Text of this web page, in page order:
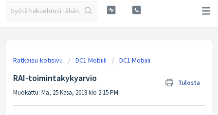
Ratkaisu-kotisivu DC1 Mobiili DC1 Mobiili
RAI-toimintakykyarvio
Tulosta
Muokattu: Ma, 25 Kesä, 2018 klo 2:15 PM